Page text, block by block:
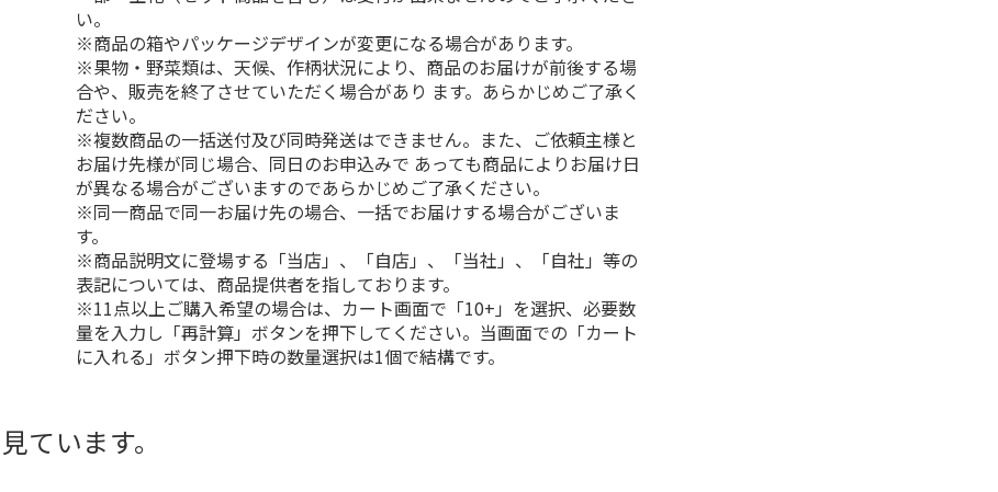
い。
※商品の箱やパッケージデザインが変更になる場合があります。
※果物・野菜類は、天候、作柄状況により、商品のお届けが前後する場
合や、販売を終了させていただく場合があり ます。あらかじめご了承く
ださい。
※複数商品の一括送付及び同時発送はできません。また、ご依頼主様と
お届け先様が同じ場合、同日のお申込みで あっても商品によりお届け日
が異なる場合がございますのであらかじめご了承ください。
※同一商品で同一お届け先の場合、一括でお届けする場合がございま
す。
※商品説明文に登場する「当店」、「自店」、「当社」、「自社」等の
表記については、商品提供者を指しております。
※11点以上ご購入希望の場合は、カート画面で「10+」を選択、必要数
量を入力し「再計算」ボタンを押下してください。当画面での「カート
に入れる」ボタン押下時の数量選択は1個で結構です。
ています。